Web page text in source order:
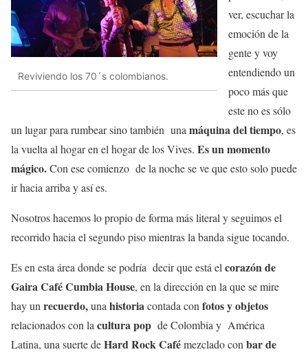
Reviviendo los 70´s colombianos.
ver, escuchar la
emoción de la
gente y voy
entendiendo un
poco más que
este no es sólo
un lugar para rumbear sino también una máquina del tiempo, es
la vuelta al hogar en el hogar de los Vives. Es un momento
mágico.Con ese comienzo de la noche se ve que esto solo puede
ir hacia arriba y así es.
Nosotros hacemos lo propio de forma más literal y seguimos el
recorrido hacia el segundo piso mientras la banda sigue tocando.
Es en esta área donde se podría decir que está el corazón de
Gaira Café Cumbia House, en la dirección en la que se mire
hay un recuerdo,una historiacontada con fotos y objetos
relacionados con la cultura pop de Colombia y América
Latina, una suerte deHard Rock Cafémezclado con bar de